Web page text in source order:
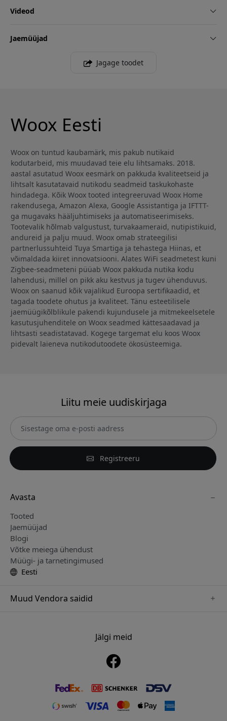
Videod
Jaemüüjad
Jagage toodet
Woox Eesti
Woox on tuntud kaubamärk, mis pakub nutikaid
kodutarbeid, mis muudavad teie elu lihtsamaks. 2018.
aastal asutatud Woox eesmärk on pakkuda kvaliteetseid ja
lihtsalt kasutatavaid nutikodu seadmeid taskukohaste
hindadega. Kõik Woox tooted integreeruvad Woox Home
rakendusega, Amazon Alexa, Google Assistantiga ja IFTTT-
ga mugavaks hääljuhtimiseks ja automatiseerimiseks.
Tootevalik hõlmab valgustust, turvakaameraid, nutipistikuid,
andureid ja palju muud. Woox omab strateegilisi
partnerlussuhteid Tuya Smartiga ja tehastega Hiinas, et
võimaldada kiiret innovatsiooni. Alates WiFi seadmetest kuni
Zigbee-seadmeteni püüab Woox pakkuda nutika kodu
lahendusi, millel on pikk aku kestvus ja tugev ühenduvus.
Woox on saanud kõik vajalikud Euroopa sertifikaadid, et
tagada toodete ohutus ja kvaliteet. Tänu esteetilisele
jaemüügikõlblikule pakendi kujundusele ja mitmekeelsetele
kasutusjuhenditele on Woox seadmed kättesaadavad ja
lihtsasti seadistatavad. Kogege targemat elu koos Woox
pidevalt laieneva nutikodutoodete ökosüsteemiga.
Liitu meie uudiskirjaga
Registreeru
Avasta
Tooted
Jaemüüjad
Blogi
Võtke meiega ühendust
Müügi- ja tarnetingimused
Eesti
Muud Vendora saidid
Jälgi meid